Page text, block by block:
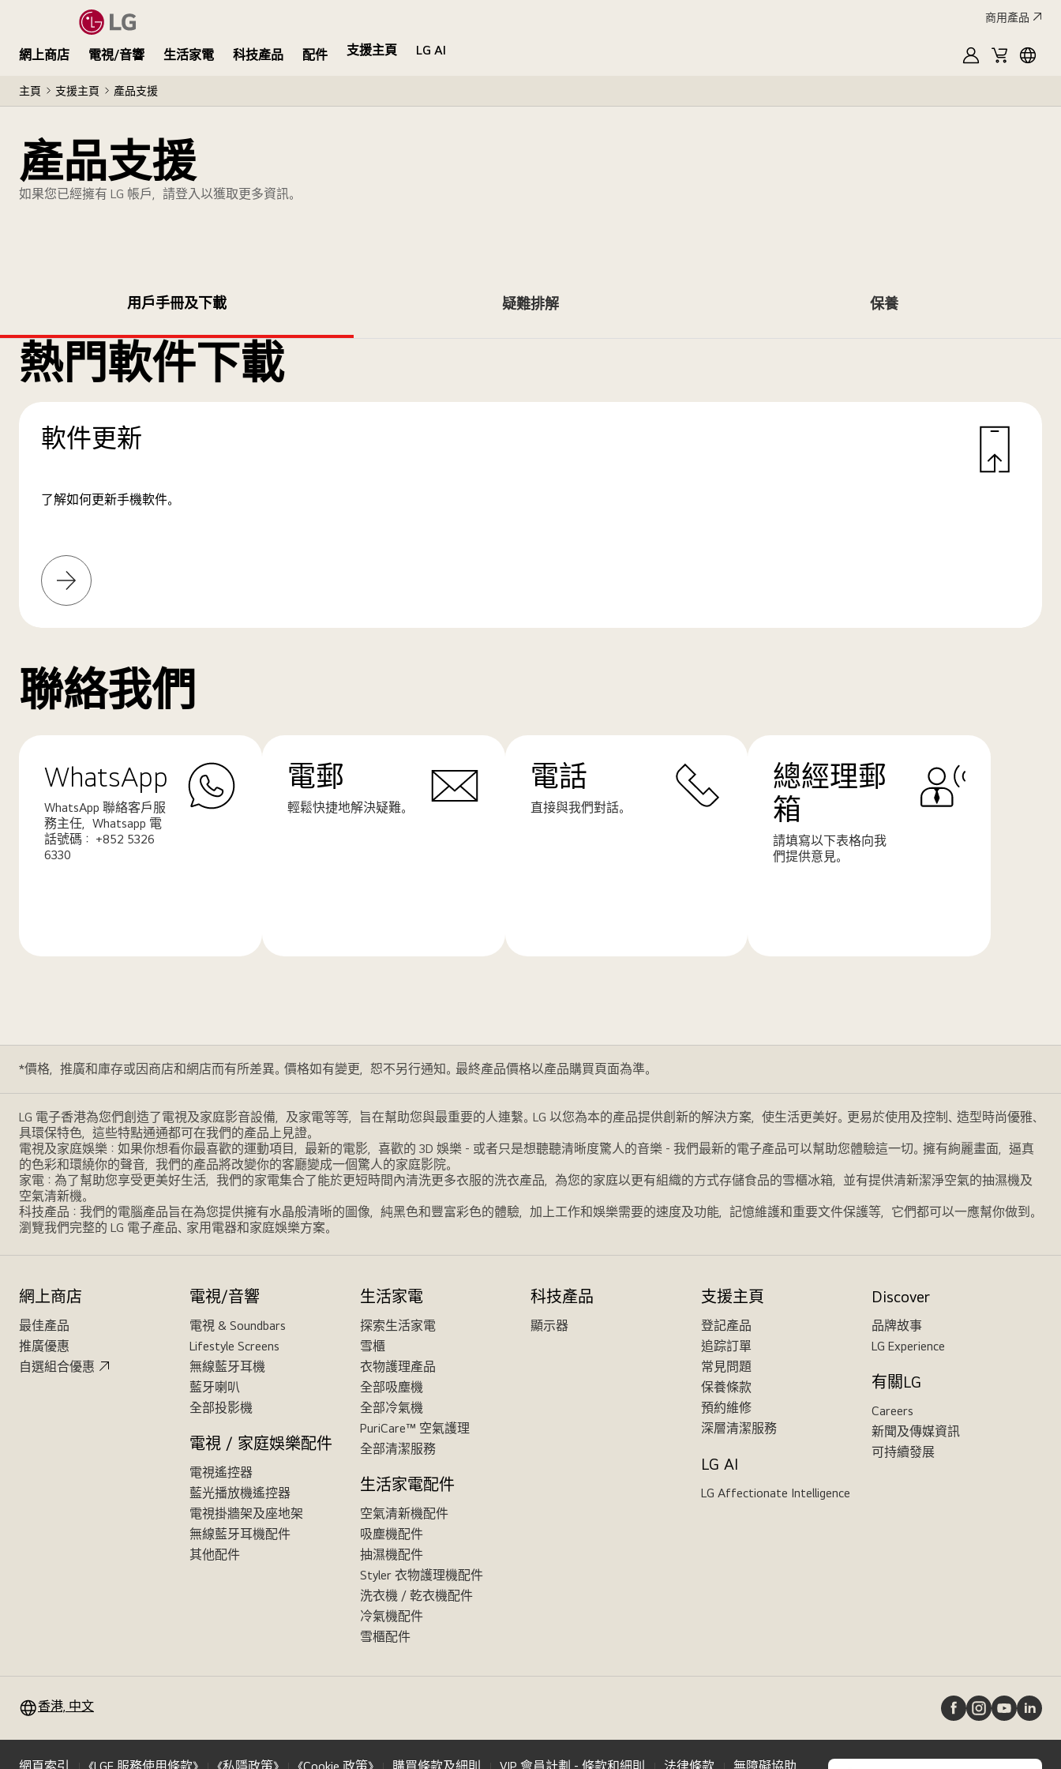
商用產品
網上商店 電視/音響 生活家電 科技產品 配件 支援主頁
LG AI
MyLG購
主頁 支援主頁 產品支援
產品支援
如果您已經擁有 LG 帳戶，請登入以獲取更多資訊。
用戶手冊及下載 疑難排解 保養
熱門軟件下載
軟件更新
了解如何更新手機軟件。
解
更
聯絡我們
WhatsApp
WhatsApp 聯絡客戶服
務主任，Whatsapp 電
話號碼： +852 5326
6330
電郵
輕鬆快捷地解決疑難。
電話
直接與我們對話。
總經理郵
箱
請填寫以下表格向我
們提供意見。
*價格，推廣和庫存或因商店和網店而有所差異。價格如有變更，恕不另行通知。最終產品價格以產品購買頁面為準。
LG 電子香港為您們創造了電視及家庭影音設備，及家電等等，旨在幫助您與最重要的人連繫。LG 以您為本的產品提供創新的解決方案，使生活更美好。更易於使用及控制、造型時尚優雅、
具環保特色，這些特點通通都可在我們的產品上見證。
電視及家庭娛樂：如果你想看你最喜歡的運動項目，最新的電影，喜歡的 3D 娛樂 - 或者只是想聽聽清晰度驚人的音樂 - 我們最新的電子產品可以幫助您體驗這一切。擁有絢麗畫面，逼真
的色彩和環繞你的聲音，我們的產品將改變你的客廳變成一個驚人的家庭影院。
家電：為了幫助您享受更美好生活，我們的家電集合了能於更短時間內清洗更多衣服的洗衣產品，為您的家庭以更有組織的方式存儲食品的雪櫃冰箱，並有提供清新潔淨空氣的抽濕機及
空氣清新機。
科技產品：我們的電腦產品旨在為您提供擁有水晶般清晰的圖像，純黑色和豐富彩色的體驗，加上工作和娛樂需要的速度及功能，記憶維護和重要文件保護等，它們都可以一應幫你做到。
瀏覽我們完整的 LG 電子產品、家用電器和家庭娛樂方案。
網上商店
最佳產品
推廣優惠
自選組合優惠
電視/音響
電視 & Soundbars
Lifestyle Screens
無線藍牙耳機
藍牙喇叭
全部投影機
電視 / 家庭娛樂配件
電視遙控器
藍光播放機遙控器
電視掛牆架及座地架
無線藍牙耳機配件
其他配件
生活家電
探索生活家電
雪櫃
衣物護理產品
全部吸塵機
全部冷氣機
PuriCare™ 空氣護理
全部清潔服務
生活家電配件
空氣清新機配件
吸塵機配件
抽濕機配件
Styler 衣物護理機配件
洗衣機 / 乾衣機配件
冷氣機配件
雪櫃配件
科技產品
顯示器
支援主頁
登記產品
追踪訂單
常見問題
保養條款
預約維修
深層清潔服務
LG AI
LG Affectionate Intelligence
Discover
品牌故事
LG Experience
有關LG
Careers
新聞及傳媒資訊
可持續發展
香港, 中文